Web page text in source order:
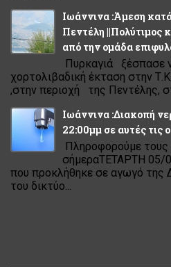
Ιωάννινα :Άμεση
Πεντέλη ||Πολύτιμος
από την ομάδα
Πυρκαγιά ξέσπασε
χορτολιβαδική έκταση στην
,στην περιοχή της Πεντέλης,
Ιωάννινα :Διακοπή
22:00μμ σε αυτές τις
Πληροφορούμε τους
σήμεραΤΕΤΑΡΤΗ 05/
που προκλήθηκε σε αγωγό της
του δικτύο...